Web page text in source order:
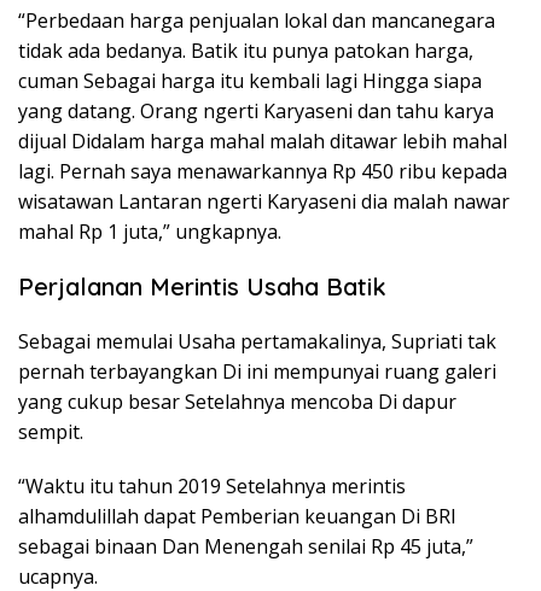
“Perbedaan harga penjualan lokal dan mancanegara
tidak ada bedanya. Batik itu punya patokan harga,
cuman Sebagai harga itu kembali lagi Hingga siapa
yang datang. Orang ngerti Karyaseni dan tahu karya
dijual Didalam harga mahal malah ditawar lebih mahal
lagi. Pernah saya menawarkannya Rp 450 ribu kepada
wisatawan Lantaran ngerti Karyaseni dia malah nawar
mahal Rp 1 juta,” ungkapnya.
Perjalanan Merintis Usaha Batik
Sebagai memulai Usaha pertamakalinya, Supriati tak
pernah terbayangkan Di ini mempunyai ruang galeri
yang cukup besar Setelahnya mencoba Di dapur
sempit.
“Waktu itu tahun 2019 Setelahnya merintis
alhamdulillah dapat Pemberian keuangan Di BRI
sebagai binaan Dan Menengah senilai Rp 45 juta,”
ucapnya.